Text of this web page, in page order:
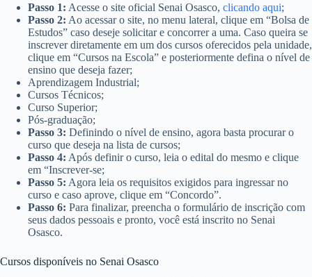
Passo 1: Acesse o site oficial Senai Osasco, clicando aqui;
Passo 2: Ao acessar o site, no menu lateral, clique em “Bolsa de
Estudos” caso deseje solicitar e concorrer a uma. Caso queira se
inscrever diretamente em um dos cursos oferecidos pela unidade,
clique em “Cursos na Escola” e posteriormente defina o nível de
ensino que deseja fazer;
Aprendizagem Industrial;
Cursos Técnicos;
Curso Superior;
Pós-graduação;
Passo 3: Definindo o nível de ensino, agora basta procurar o
curso que deseja na lista de cursos;
Passo 4: Após definir o curso, leia o edital do mesmo e clique
em “Inscrever-se;
Passo 5: Agora leia os requisitos exigidos para ingressar no
curso e caso aprove, clique em “Concordo”.
Passo 6: Para finalizar, preencha o formulário de inscrição com
seus dados pessoais e pronto, você está inscrito no Senai
Osasco.
Cursos disponíveis no Senai Osasco